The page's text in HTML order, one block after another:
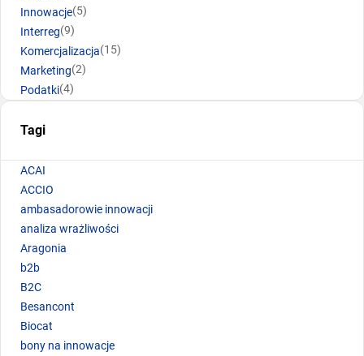
Innowacje(5)
Interreg(9)
Komercjalizacja(15)
Marketing(2)
Podatki(4)
Tagi
ACAI
ACCIO
ambasadorowie innowacji
analiza wrażliwości
Aragonia
b2b
B2C
Besancont
Biocat
bony na innowacje